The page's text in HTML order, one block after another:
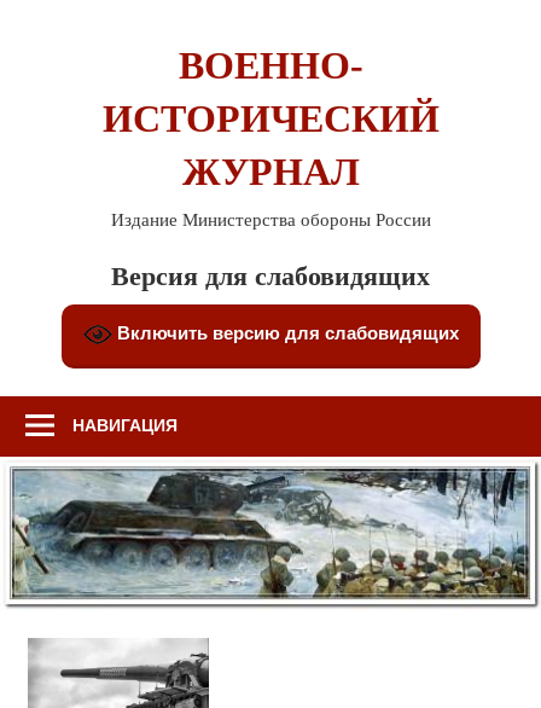
ВОЕННО-
ИСТОРИЧЕСКИЙ
ЖУРНАЛ
Издание Министерства обороны России
Версия для слабовидящих
Включить версию для слабовидящих
НАВИГАЦИЯ